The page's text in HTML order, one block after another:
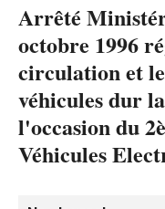
Arrêté
octobre 1996
circulation et
véhicules dur
l'occasion du
Véhicules